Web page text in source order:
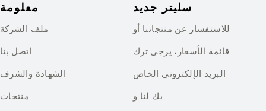
معلومة
ملف الشركة
اتصل بنا
الشهادة والشرف
منتجات
سليتر جديد
للاستفسار عن منتجاتنا أو
قائمة الأسعار، يرجى ترك
البريد الإلكتروني الخاص
بك لنا و